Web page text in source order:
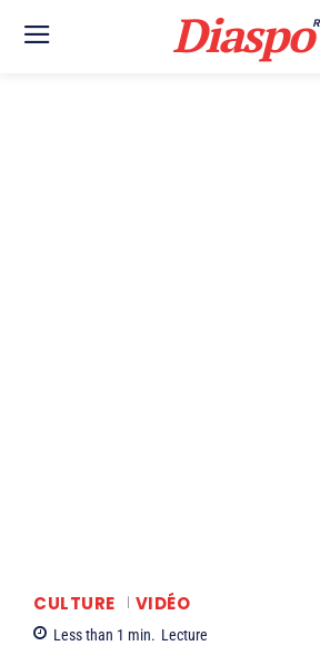
Diaspo
CULTURE VIDÉO
Less than 1 min. Lecture